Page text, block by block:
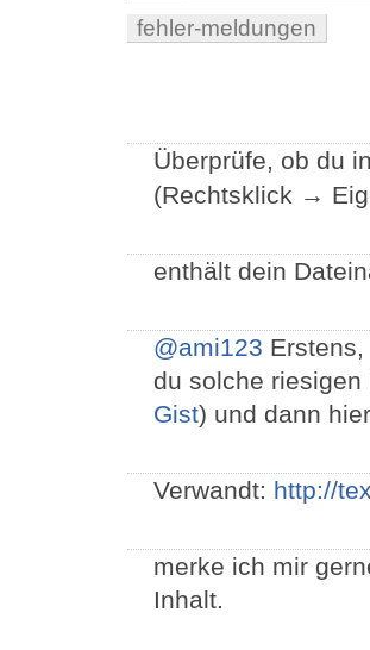
fehler-meldungen
Überprüfe, ob du
(Rechtsklick →
enthält dein
@ami123
du solche
Gist) und dann
Verwandt: http://
merke ich mir
Inhalt.